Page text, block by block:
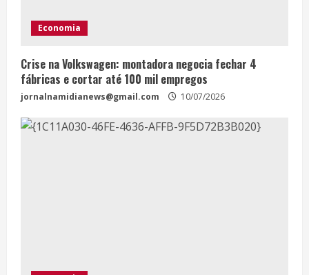
Economia
Crise na Volkswagen: montadora negocia fechar 4
fábricas e cortar até 100 mil empregos
jornalnamidianews@gmail.com 10/07/2026